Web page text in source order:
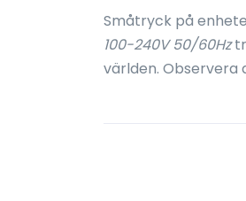
Småtryck på
100-240V 50/60Hz
världen.